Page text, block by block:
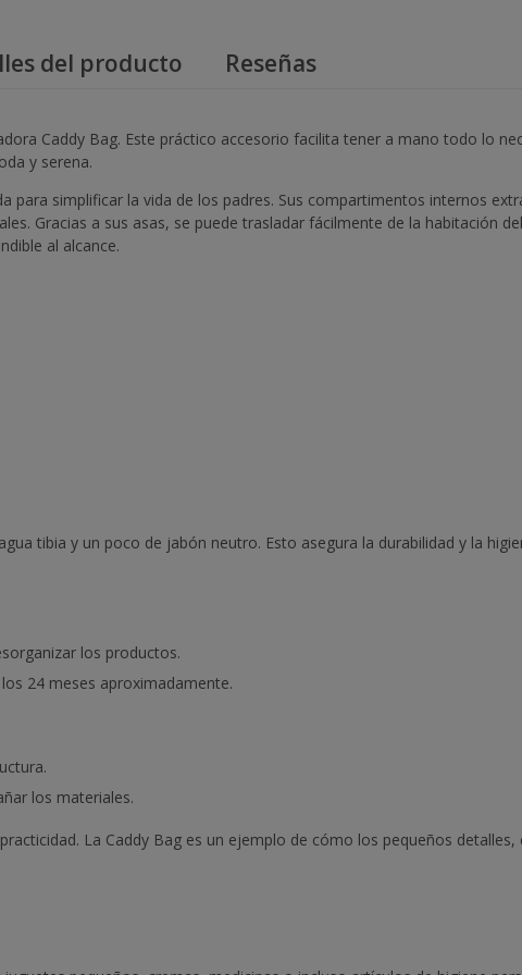
del producto Reseñas
Caddy Bag. Este práctico accesorio facilita tener a mano todo lo
y serena.
para simplificar la vida de los padres. Sus compartimentos internos
Gracias a sus asas, se puede trasladar fácilmente de la habitación
al alcance.
tibia y un poco de jabón neutro. Esto asegura la durabilidad y la
los productos.
24 meses aproximadamente.
los materiales.
La Caddy Bag es un ejemplo de cómo los pequeños